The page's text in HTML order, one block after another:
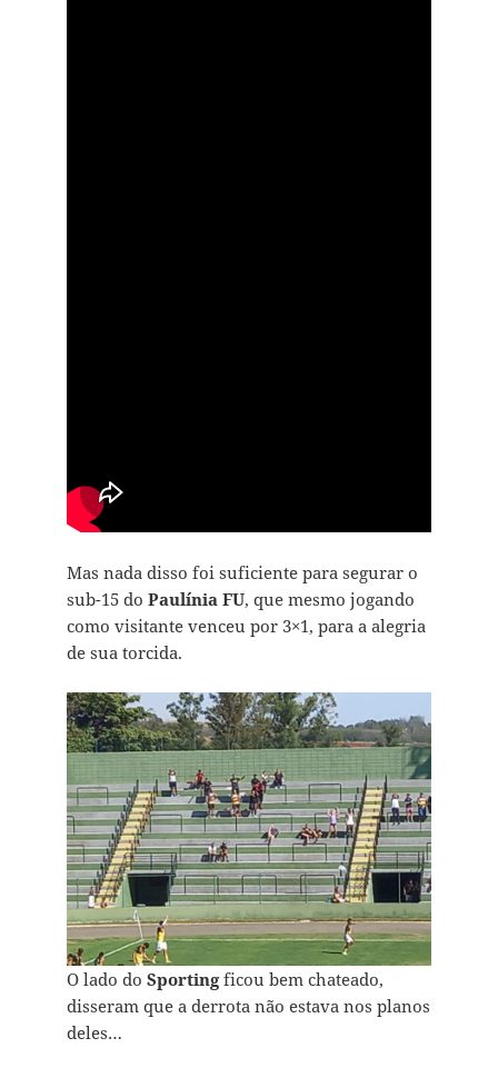
Mas nada disso foi suficiente para segurar o
sub-15 do Paulínia FU, que mesmo jogando
como visitante venceu por 3×1, para a alegria
de sua torcida.
O lado do Sportingficou bem chateado,
disseram que a derrota não estava nos planos
deles…